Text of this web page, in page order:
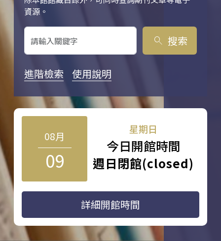
資源。
search 搜索
進階檢索 使用說明
08月
09
星期日
今日開館時間
週日閉館(closed)
詳細開館時間